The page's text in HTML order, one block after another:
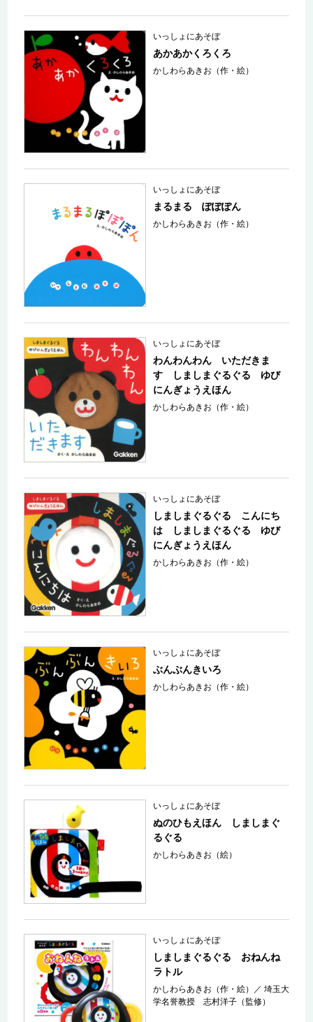
いっしょにあそぼ
あかあかくろくろ
かしわらあきお（作・絵）
いっしょにあそぼ
まるまる ぽぽぽん
かしわらあきお（作・絵）
いっしょにあそぼ
わんわんわん いただきま
す しましまぐるぐる ゆび
にんぎょうえほん
かしわらあきお（作・絵）
いっしょにあそぼ
しましまぐるぐる こんにち
は しましまぐるぐる ゆび
にんぎょうえほん
かしわらあきお（作・絵）
いっしょにあそぼ
ぶんぶんきいろ
かしわらあきお（作・絵）
いっしょにあそぼ
ぬのひもえほん しましまぐ
るぐる
かしわらあきお（絵）
いっしょにあそぼ
しましまぐるぐる おねんね
ラトル
かしわらあきお（作・絵） ／埼玉大
学名誉教授 志村洋子（監修）